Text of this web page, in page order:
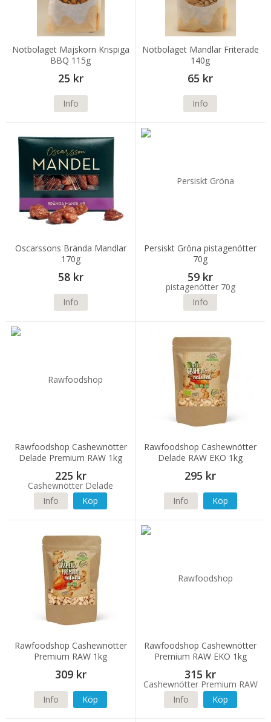
Nötbolaget Majskorn Krispiga
BBQ 115g
25 kr
Info
Nötbolaget Mandlar Friterade
140g
65 kr
Info
Oscarssons Brända Mandlar
170g
58 kr
Info
Persiskt Gröna pistagenötter
70g
59 kr
Info
Rawfoodshop Cashewnötter
Delade Premium RAW 1kg
225 kr
Info Köp
Rawfoodshop Cashewnötter
Delade RAW EKO 1kg
295 kr
Info Köp
Rawfoodshop Cashewnötter
Premium RAW 1kg
309 kr
Info Köp
Rawfoodshop Cashewnötter
Premium RAW EKO 1kg
315 kr
Info Köp